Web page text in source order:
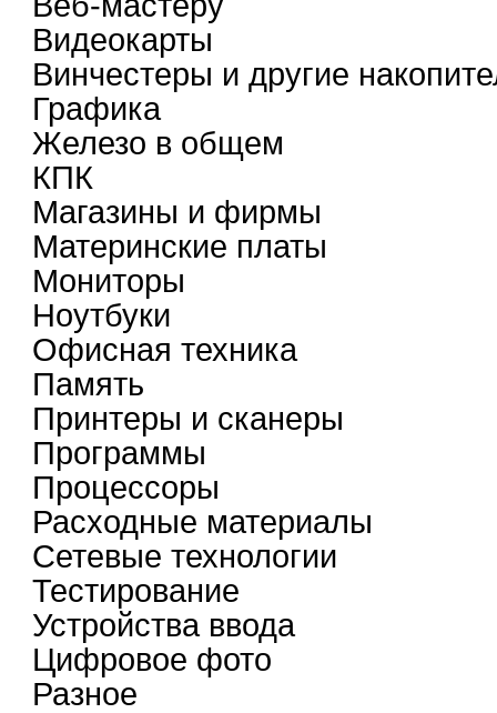
Видеокарты
Винчестеры и другие
Графика
Железо в общем
КПК
Магазины и фирмы
Материнские платы
Мониторы
Ноутбуки
Офисная техника
Память
Принтеры и сканеры
Программы
Процессоры
Расходные материалы
Сетевые технологии
Тестирование
Устройства ввода
Цифровое фото
Разное